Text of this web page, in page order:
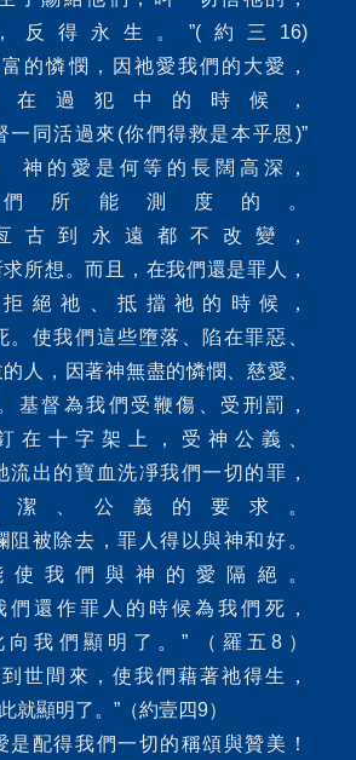
反得永生。”(約三16)
的憐憫，因祂愛我們的大愛，
在過犯中的時候，
一同活過來(你們得救是本乎恩)”
神的愛是何等的長闊高深，
所能測度的。
古到永遠都不改變，
所想。而且，在我們還是罪人，
絕祂、抵擋祂的時候，
。使我們這些墮落、陷在罪惡、
人，因著神無盡的憐憫、慈愛、
基督為我們受鞭傷、受刑罰，
在十字架上，受神公義、
流出的寶血洗凈我們一切的罪，
潔、公義的要求。
阻被除去，罪人得以與神和好。
使我們與神的愛隔絕。
們還作罪人的時候為我們死，
我們顯明了。” （羅五8）
世間來，使我們藉著祂得生，
就顯明了。”（約壹四9）
是配得我們一切的稱頌與贊美！